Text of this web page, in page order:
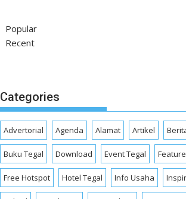
Popular
Recent
Categories
Advertorial Agenda Alamat Artikel
Buku Tegal Download Event Tegal
Free Hotspot Hotel Tegal Info Usaha